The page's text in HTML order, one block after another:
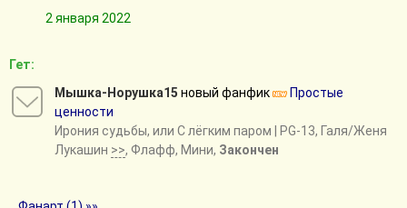
2 января 2022
Гет:
Мышка-Норушка15 новый фанфик
Простые
ценности
Ирония судьбы, или С лёгким паром | PG-13, Галя/Женя
Лукашин >>, Флафф, Мини, Закончен